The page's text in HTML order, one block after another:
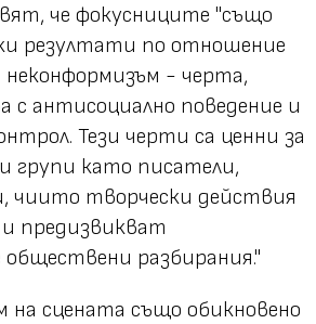
че фокусниците "също
резултати по отношение
неконформизъм - черта,
с антисоциално поведение и
Тези черти са ценни за
групи като писатели,
чиито творчески действия
предизвикват
разбирания."
сцената също обикновено